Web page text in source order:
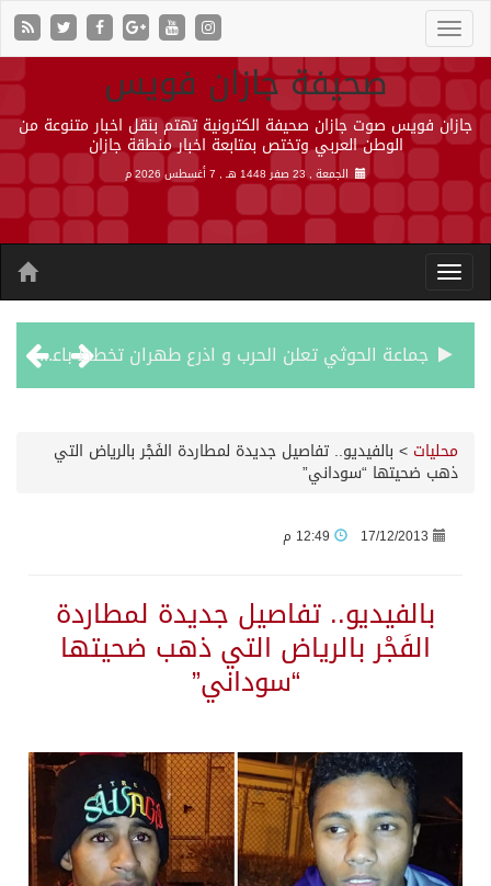
صحيفة جازان فويس
جازان فويس صوت جازان صحيفة الكترونية تهتم بنقل اخبار متنوعة من
الوطن العربي وتختص بمتابعة اخبار منطقة جازان
الجمعة , 23 صفر 1448 هـ , 7 أغسطس 2026 م
جماعة الحوثي تعلن الحرب و اذرع طهران تخطط باعمال ارهابية واسعة تطال دول الشرق الاوسط
التحالف يعزي الحكومة اليمنية في استشهاد قوات يمنية جراء هجوم حوثي غادر
مصدر سعودي مسؤول: تنسيق بين الميليشيات الحوثية والعراقية وإيران للإعداد لاعتداءات تستهدف المملكة
محليات > بالفيديو.. تفاصيل جديدة لمطاردة الفَجْر بالرياض التي
ذهب ضحيتها “سوداني”
17/12/2013
بالفيديو.. تفاصيل جديدة لمطاردة
الفَجْر بالرياض التي ذهب ضحيتها
“سوداني”